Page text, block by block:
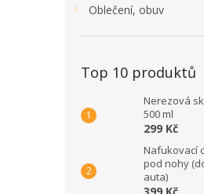
Oblečení, obuv
Top 10 produktů
Nerezová
500 ml
299 Kč
Nafukovací
pod nohy
auta)